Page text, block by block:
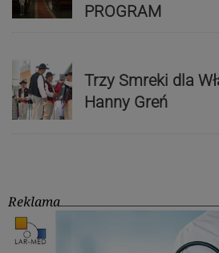
PROGRAM
Trzy Smreki dla
Hanny Greń
Reklama